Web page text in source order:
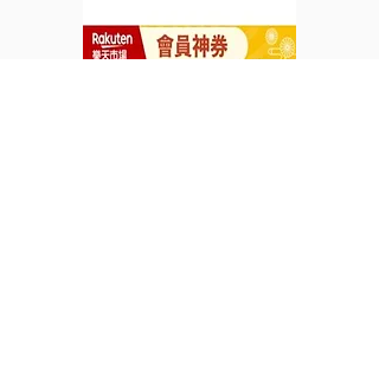
機 BRUNO廚具 Dyson電
器 行李箱 (優惠至2023年